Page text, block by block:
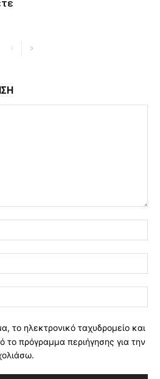
το ηλεκτρονικό ταχυδρομείο και
το πρόγραμμα περιήγησης για την